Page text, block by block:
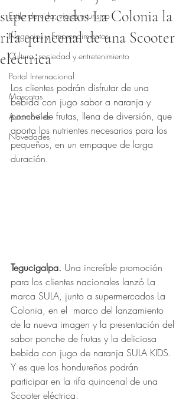
Estilo de vida, viajes y turismo
Negocios y Emprendimientos
Cultura, sociedad y entretenimiento
Portal Internacional
Mascotas
Automóviles
Novedades
supermercados La Colonia la
rifa quincenal de una Scooter
eléctrica
Obtuvo NaN de 5 estrellas.
Los clientes podrán disfrutar de una
bebida con jugo sabor a naranja y
ponche de frutas, llena de diversión, que
aporta los nutrientes necesarios para los
pequeños, en un empaque de larga
duración.
Tegucigalpa. Una increíble promoción
para los clientes nacionales lanzó La
marca SULA, junto a supermercados La
Colonia, en el  marco del lanzamiento
de la nueva imagen y la presentación del
sabor ponche de frutas y la deliciosa
bebida con jugo de naranja SULA KIDS.
Y es que los hondureños podrán
participar en la rifa quincenal de una
Scooter eléctrica.